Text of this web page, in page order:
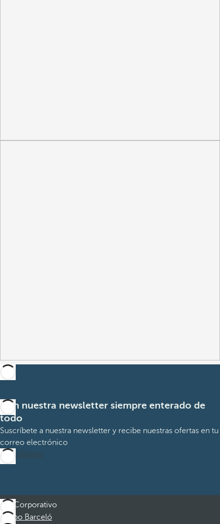
Con nuestra newsletter siempre enterado de
todo
Suscríbete a nuestra newsletter y recibe nuestras ofertas en tu
correo electrónico
Suscribirme
Corporativo
Grupo Barceló